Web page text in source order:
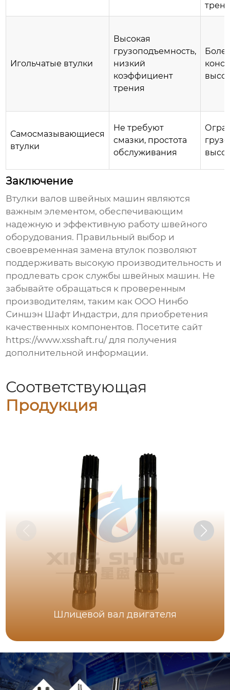
Игольчатые втулки
Высокая
грузоподъемность,
низкий
коэффициент
трения
Самосмазывающиеся
втулки
Не требуют
смазки, простота
обслуживания
Заключение
Втулки валов швейных машин являются
важным элементом, обеспечивающим
надежную и эффективную работу швейного
оборудования. Правильный выбор и
своевременная замена втулок позволяют
поддерживать высокую производительность и
продлевать срок службы швейных машин. Не
забывайте обращаться к проверенным
производителям, таким как ООО Нинбо
Синшэн Шафт Индастри, для приобретения
качественных компонентов. Посетите сайт
https://www.xsshaft.ru/ для получения
дополнительной информации.
Соответствующая
Продукция
Шлицевой вал двигателя